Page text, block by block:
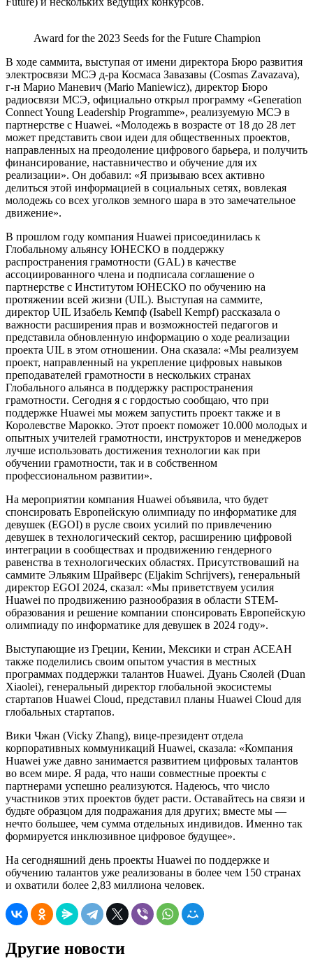
Award for the 2023 Seeds for the Future Champion
В ходе саммита, выступая от имени директора Бюро развития
электросвязи МСЭ д-ра Космаса Завазавы (Cosmas Zavazava),
г-н Марио Маневич (Mario Maniewicz), директор Бюро
радиосвязи МСЭ, официально открыл программу «Generation
Connect Young Leadership Programme», реализуемую МСЭ в
партнерстве с Huawei. «Молодежь в возрасте от 18 до 28 лет
может представить свои идеи для общественных проектов,
направленных на преодоление цифрового барьера, и получить
финансирование, наставничество и обучение для их
реализации». Он добавил: «Я призываю всех активно
делиться этой информацией в социальных сетях, вовлекая
молодежь со всех уголков земного шара в это замечательное
движение».
В прошлом году компания Huawei присоединилась к
Глобальному альянсу ЮНЕСКО в поддержку
распространения грамотности (GAL) в качестве
ассоциированного члена и подписала соглашение о
партнерстве с Институтом ЮНЕСКО по обучению на
протяжении всей жизни (UIL). Выступая на саммите,
директор UIL Изабель Кемпф (Isabell Kempf) рассказала о
важности расширения прав и возможностей педагогов и
представила обновленную информацию о ходе реализации
проекта UIL в этом отношении. Она сказала: «Мы реализуем
проект, направленный на укрепление цифровых навыков
преподавателей грамотности в нескольких странах
Глобального альянса в поддержку распространения
грамотности. Сегодня я с гордостью сообщаю, что при
поддержке Huawei мы можем запустить проект также и в
Королевстве Марокко. Этот проект поможет 10.000 молодых и
опытных учителей грамотности, инструкторов и менеджеров
лучше использовать достижения технологии как при
обучении грамотности, так и в собственном
профессиональном развитии».
На мероприятии компания Huawei объявила, что будет
спонсировать Европейскую олимпиаду по информатике для
девушек (EGOI) в русле своих усилий по привлечению
девушек в технологический сектор, расширению цифровой
интеграции в сообществах и продвижению гендерного
равенства в технологических областях. Присутствоваший на
саммите Эльяким Шрайверс (Eljakim Schrijvers), генеральный
директор EGOI 2024, сказал: «Мы приветствуем усилия
Huawei по продвижению разнообразия в области STEM-
образования и решение компании спонсировать Европейскую
олимпиаду по информатике для девушек в 2024 году».
Выступающие из Греции, Кении, Мексики и стран АСЕАН
также поделились своим опытом участия в местных
программах поддержки талантов Huawei. Дуань Сяолей (Duan
Xiaolei), генеральный директор глобальной экосистемы
стартапов Huawei Cloud, представил планы Huawei Cloud для
глобальных стартапов.
Вики Чжан (Vicky Zhang), вице-президент отдела
корпоративных коммуникаций Huawei, сказала: «Компания
Huawei уже давно занимается развитием цифровых талантов
во всем мире. Я рада, что наши совместные проекты с
партнерами успешно реализуются. Надеюсь, что число
участников этих проектов будет расти. Оставайтесь на связи и
будьте образцом для подражания для других; вместе мы —
нечто большее, чем сумма отдельных индивидов. Именно так
формируется инклюзивное цифровое будущее».
На сегодняшний день проекты Huawei по поддержке и
обучению талантов уже реализованы в более чем 150 странах
и охватили более 2,83 миллиона человек.
Другие новости